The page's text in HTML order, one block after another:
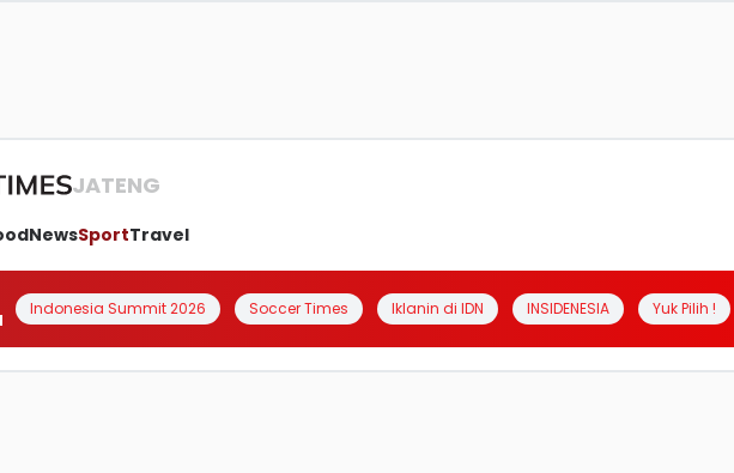
JATENG
NewsSportTravel
Indonesia Summit 2026 Soccer Times Iklanin di IDN INSIDENESIA Yuk Pilih !